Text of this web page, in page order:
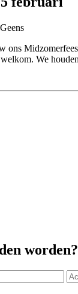
ons
We
worden?